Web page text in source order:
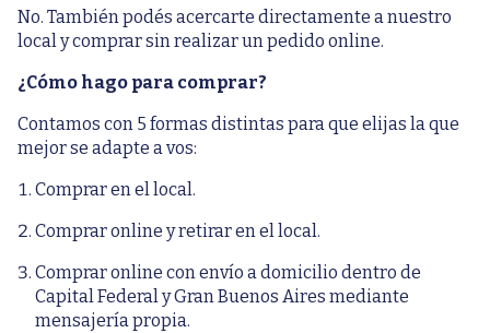
No. También podés acercarte directamente a nuestro
local y comprar sin realizar un pedido online.
¿Cómo hago para comprar?
Contamos con 5 formas distintas para que elijas la que
mejor se adapte a vos:
Comprar en el local.
Comprar online y retirar en el local.
Comprar online con envío a domicilio dentro de
Capital Federal y Gran Buenos Aires mediante
mensajería propia.